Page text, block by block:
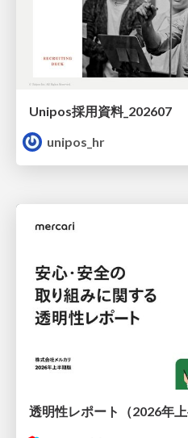
Unipos採用資料_202607
unipos_hr
透明性レポート（2026年上